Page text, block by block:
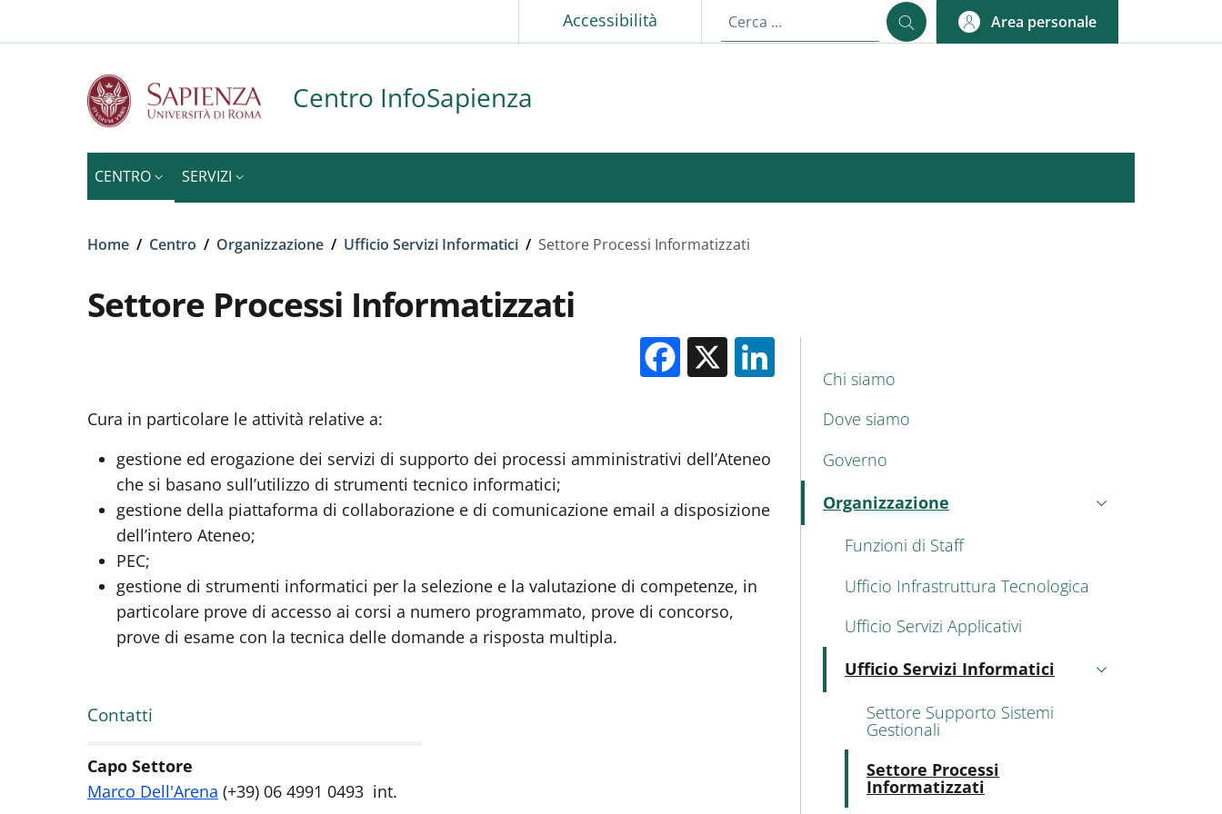
Accessibilità Area personale
Centro InfoSapienza
CENTRO SERVIZI
Briciole di pane
Home / Centro / Organizzazione / Ufficio Servizi Informatici / Settore Processi Informatizzati
Settore Processi Informatizzati
Facebook
X
Cura in particolare le attività relative a:
gestione ed erogazione dei servizi di supporto dei processi amministrativi dell’Ateneo
che si basano sull’utilizzo di strumenti tecnico informatici;
gestione della piattaforma di collaborazione e di comunicazione email a disposizione
dell’intero Ateneo;
PEC;
gestione di strumenti informatici per la selezione e la valutazione di competenze, in
particolare prove di accesso ai corsi a numero programmato, prove di concorso,
prove di esame con la tecnica delle domande a risposta multipla.
Contatti
Capo Settore
Marco Dell'Arena (+39) 06 4991 0493 int.
MAIN NAVIGATION
Chi siamo
Dove siamo
Governo
Organizzazione
Attivo
Funzioni di Staff
Ufficio Infrastruttura Tecnologica
Ufficio Servizi Applicativi
Ufficio Servizi Informatici
Attivo
Settore Supporto Sistemi
Gestionali
Settore Processi
Informatizzati